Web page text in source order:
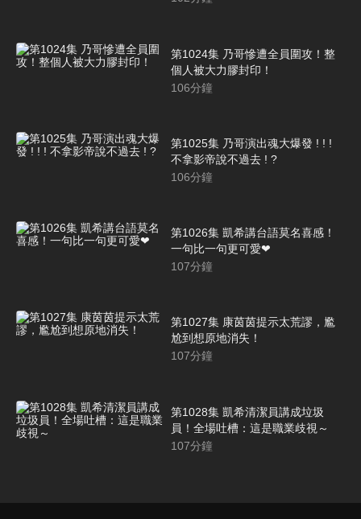
第1024集 乃哥慘遭全員圍攻！整
個人被大力膠封印！
106分鐘
第1025集 乃哥演出魂大爆發 ! ! !
不拿影帝說不過去 ! ?
106分鐘
第1026集 凱希講台語莫名喜感！
一句比一句更可愛❤
107分鐘
第1027集 康茵茵提示太荒謬，尷
尬到想原地消失！
107分鐘
第1028集 凱希清潔員講成垃圾
員！全場吐槽：這是職業歧視～
107分鐘